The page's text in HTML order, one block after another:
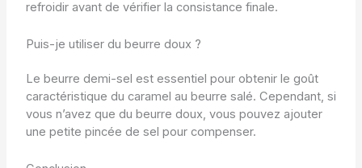
refroidir avant de vérifier la consistance finale.
Puis-je utiliser du beurre doux ?
Le beurre demi-sel est essentiel pour obtenir le goût
caractéristique du caramel au beurre salé. Cependant, si
vous n’avez que du beurre doux, vous pouvez ajouter
une petite pincée de sel pour compenser.